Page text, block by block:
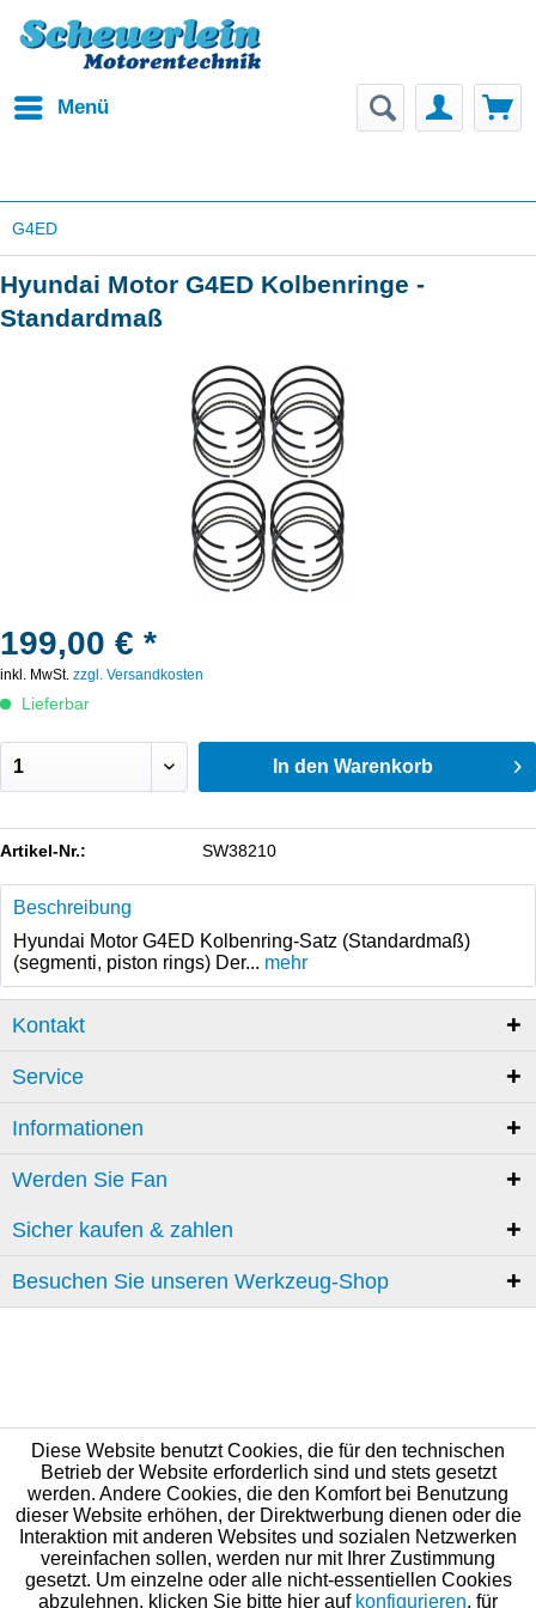
Menü
G4ED
Hyundai Motor G4ED Kolbenringe -
Standardmaß
199,00 € *
inkl. MwSt. zzgl. Versandkosten
Lieferbar
In den Warenkorb
Artikel-Nr.: SW38210
Beschreibung
Hyundai Motor G4ED Kolbenring-Satz (Standardmaß)
(segmenti, piston rings) Der... mehr
Kontakt
Service
Informationen
Werden Sie Fan
Sicher kaufen & zahlen
Besuchen Sie unseren Werkzeug-Shop
Diese Website benutzt Cookies, die für den technischen
Betrieb der Website erforderlich sind und stets gesetzt
werden. Andere Cookies, die den Komfort bei Benutzung
dieser Website erhöhen, der Direktwerbung dienen oder die
Interaktion mit anderen Websites und sozialen Netzwerken
vereinfachen sollen, werden nur mit Ihrer Zustimmung
gesetzt. Um einzelne oder alle nicht-essentiellen Cookies
abzulehnen, klicken Sie bitte hier auf konfigurieren, für